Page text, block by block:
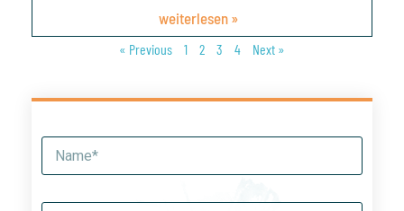
weiterlesen »
« Previous 1 2 3 4 Next »
N
m